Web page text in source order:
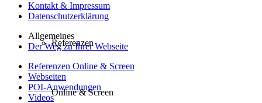
Referenzen
Online & Screen
Kontakt & Impressum
Datenschutzerklärung
Allgemeines
Der Weg zu Ihrer Webseite
Referenzen Online & Screen
Webseiten
POI-Anwendungen
Videos